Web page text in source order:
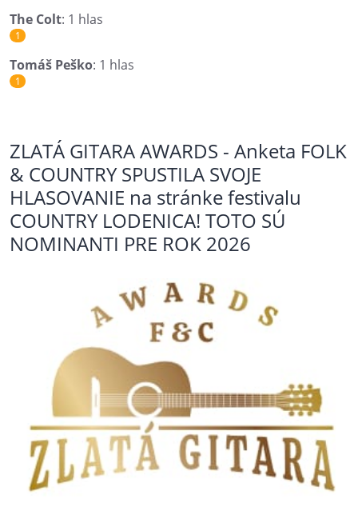
The Colt: 1 hlas
1
Tomáš Peško: 1 hlas
1
ZLATÁ GITARA AWARDS - Anketa FOLK
& COUNTRY SPUSTILA SVOJE
HLASOVANIE na stránke festivalu
COUNTRY LODENICA! TOTO SÚ
NOMINANTI PRE ROK 2026